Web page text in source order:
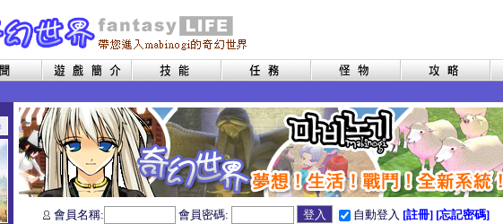
會員名稱: 會員密碼: 自動登入 [註冊] [忘記密碼]